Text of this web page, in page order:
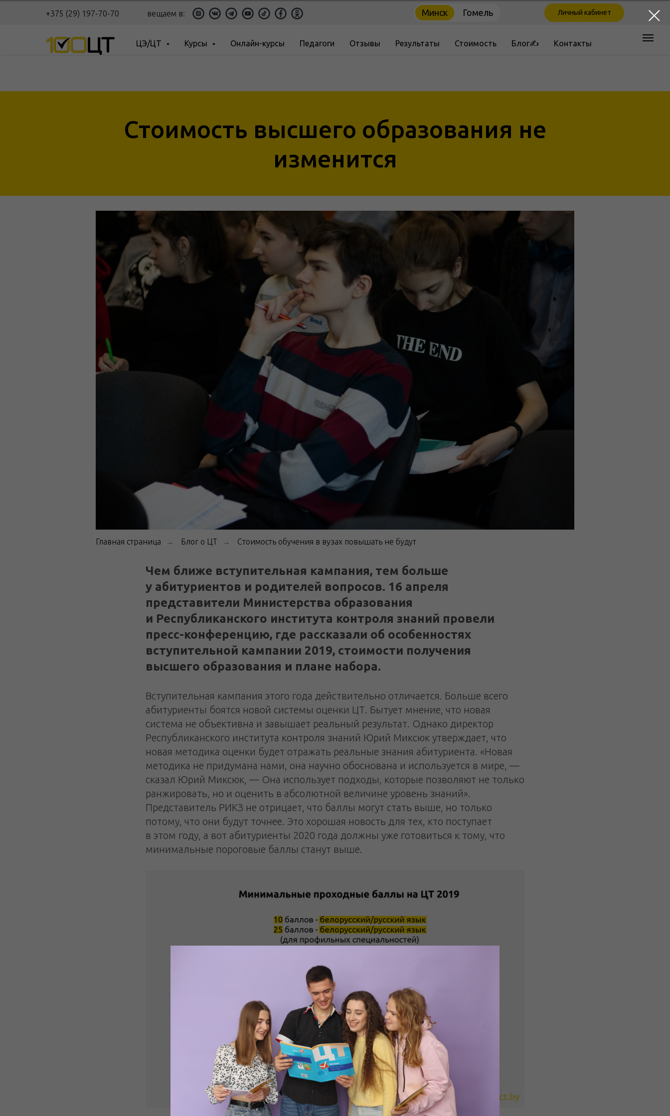
+375 (29) 197-70-70 вещаем в: Личный кабинет
Гомель
Минск
ЦЭ/ЦТ Курсы Онлайн-курсы Педагоги Отзывы Результаты Стоимость Блог✍ Контакты
Стоимость высшего образования не
изменится
Главная страница → Блог о ЦТ → Стоимость обучения в вузах повышать не будут
Чем ближе вступительная кампания, тем больше
у абитуриентов и родителей вопросов. 16 апреля
представители Министерства образования
и Республиканского института контроля знаний провели
пресс-конференцию, где рассказали об особенностях
вступительной кампании 2019, стоимости получения
высшего образования и плане набора.
Вступительная кампания этого года действительно отличается. Больше всего
абитуриенты боятся новой системы оценки ЦТ. Бытует мнение, что новая
система не объективна и завышает реальный результат. Однако директор
Республиканского института контроля знаний Юрий Миксюк утверждает, что
новая методика оценки будет отражать реальные знания абитуриента. «Новая
методика не придумана нами, она научно обоснована и используется в мире, —
сказал Юрий Миксюк, — Она использует подходы, которые позволяют не только
ранжировать, но и оценить в абсолютной величине уровень знаний».
Представитель РИКЗ не отрицает, что баллы могут стать выше, но только
потому, что они будут точнее. Это хорошая новость для тех, кто поступает
в этом году, а вот абитуриенты 2020 года должны уже готовиться к тому, что
минимальные пороговые баллы станут выше.